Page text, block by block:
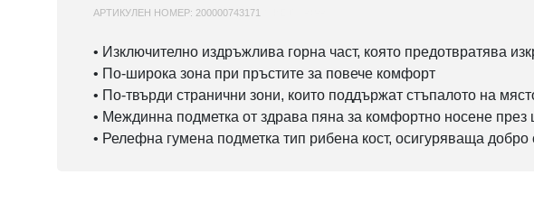
АРТИКУЛЕН НОМЕР: 200000743171
• Изключително издръжлива горна част, която предотвратява
• По-широка зона при пръстите за повече комфорт
• По-твърди странични зони, които поддържат стъпалото на
• Междинна подметка от здрава пяна за комфортно носене през
• Релефна гумена подметка тип рибена кост, осигуряваща добро